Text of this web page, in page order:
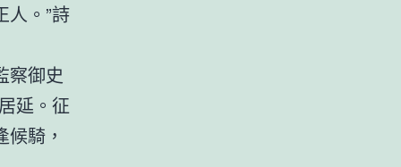
人。”詩
察御史
延。征
騎，